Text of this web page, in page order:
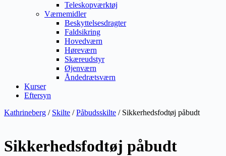
Teleskopværktøj
Værnemidler
Beskyttelsesdragter
Faldsikring
Hovedværn
Høreværn
Skæreudstyr
Øjenværn
Åndedrætsværn
Kurser
Eftersyn
Kathrineberg / Skilte /Påbudsskilte / Sikkerhedsfodtøj påbudt
Sikkerhedsfodtøj påbudt